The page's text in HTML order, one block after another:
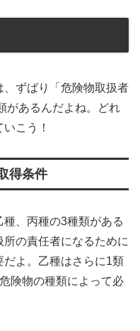
ずばり「危険物取扱者
があるんだよね。どれ
こう！
得条件
、丙種の3種類がある
の責任者になるために
よ。乙種はさらに1類
険物の種類によって必